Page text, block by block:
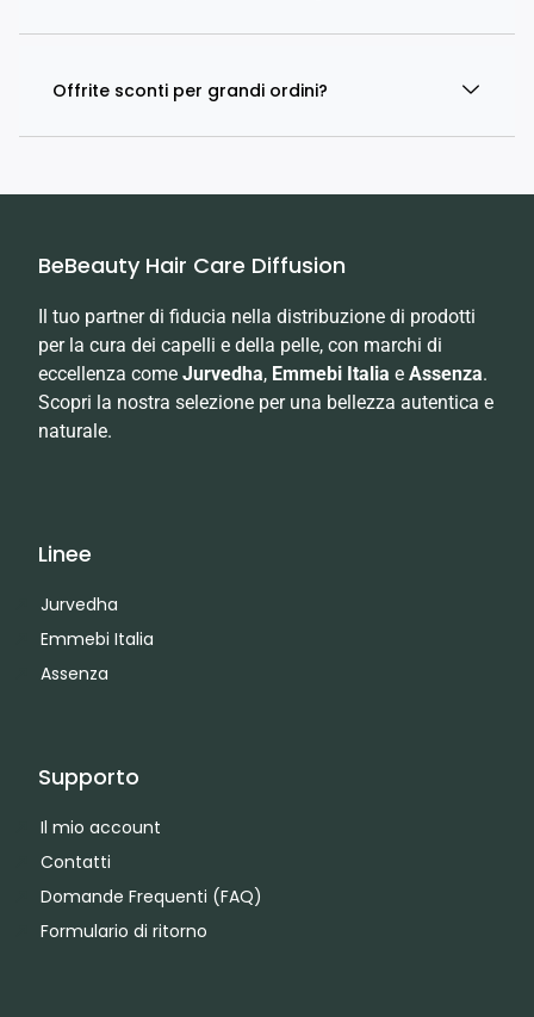
Offrite sconti per grandi ordini?
BeBeauty Hair Care Diffusion
Il tuo partner di fiducia nella distribuzione di prodotti
per la cura dei capelli e della pelle, con marchi di
eccellenza come Jurvedha, Emmebi Italia e Assenza.
Scopri la nostra selezione per una bellezza autentica e
naturale.
Linee
Jurvedha
Emmebi Italia
Assenza
Supporto
Il mio account
Contatti
Domande Frequenti (FAQ)
Formulario di ritorno